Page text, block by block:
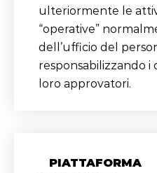
ulteriormente le
“operative”
dell’ufficio del
responsabilizzando i
loro approvatori.
PIATTAFORMA